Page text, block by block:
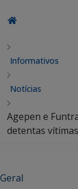
Informativos
Notícias
Agepen e
detentas
Geral